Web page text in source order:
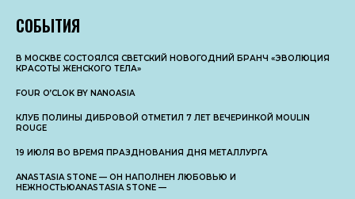
СОБЫТИЯ
В МОСКВЕ СОСТОЯЛСЯ СВЕТСКИЙ НОВОГОДНИЙ БРАНЧ «ЭВОЛЮЦИЯ
КРАСОТЫ ЖЕНСКОГО ТЕЛА»
FOUR O’CLOK BY NANOASIA
КЛУБ ПОЛИНЫ ДИБРОВОЙ ОТМЕТИЛ 7 ЛЕТ ВЕЧЕРИНКОЙ MOULIN
ROUGE
19 ИЮЛЯ ВО ВРЕМЯ ПРАЗДНОВАНИЯ ДНЯ МЕТАЛЛУРГА
ANASTASIA STONE — ОН НАПОЛНЕН ЛЮБОВЬЮ И
НЕЖНОСТЬЮANASTASIA STONE —